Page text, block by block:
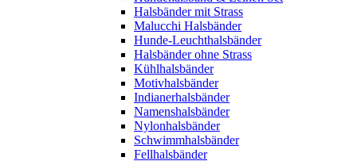
Halsbänder mit Strass
Malucchi Halsbänder
Hunde-Leuchthalsbänder
Halsbänder ohne Strass
Kühlhalsbänder
Motivhalsbänder
Indianerhalsbänder
Namenshalsbänder
Nylonhalsbänder
Schwimmhalsbänder
Fellhalsbänder